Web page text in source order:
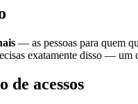
— as pessoas para quem
exatamente disso —
de acessos